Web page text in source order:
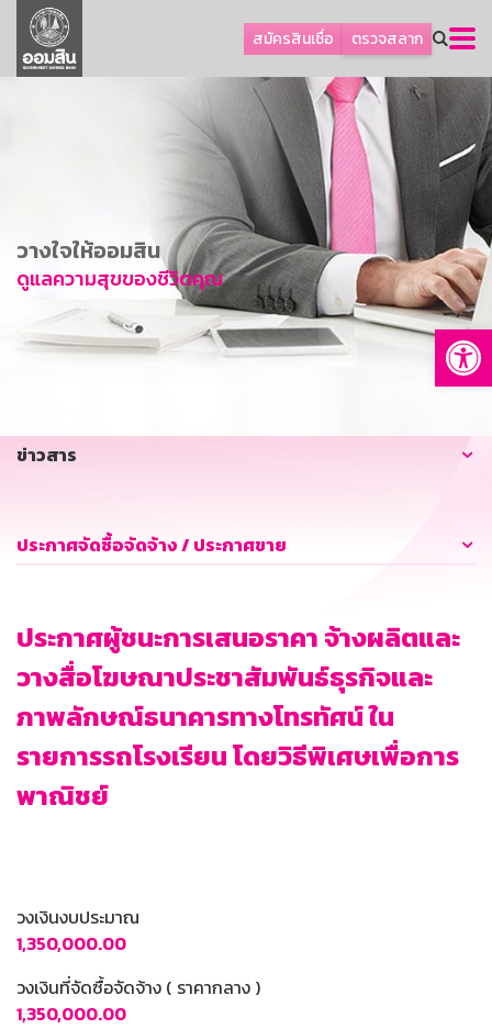
สมัครสินเชื่อ ตรวจสลาก
ลูกค้าธุรกิจ
ลูกค้าผู้ประกอบรายย่อย
การพัฒนาที่ยั่งยืน
ข่าวสาร
บริการทางการเงิน
อื่นๆ
วางใจให้ออมสิน
ดูแลความสุขของชีวิตคุณ
ข่าวสาร
ประกาศจัดซื้อจัดจ้าง / ประกาศขาย
ประกาศผู้ชนะการเสนอราคา จ้างผลิตและ
วางสื่อโฆษณาประชาสัมพันธ์ธุรกิจและ
ภาพลักษณ์ธนาคารทางโทรทัศน์ ใน
รายการรถโรงเรียน โดยวิธีพิเศษเพื่อการ
พาณิชย์
วงเงินงบประมาณ
1,350,000.00
วงเงินที่จัดซื้อจัดจ้าง ( ราคากลาง )
1,350,000.00